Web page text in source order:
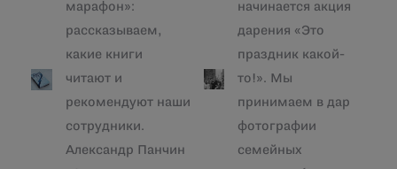
марафон»:
рассказываем,
какие книги
читают и
рекомендуют наши
сотрудники.
Александр Панчин
начинается акция
дарения «Это
праздник какой-
то!». Мы
принимаем в дар
фотографии
семейных